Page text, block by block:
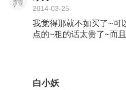
2014-03-25
我觉得那就不如买了~可
点的~租的话太贵了~而
白小妖